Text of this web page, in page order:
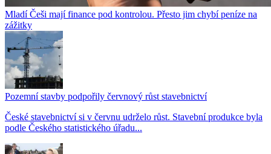
Mladí Češi mají finance pod kontrolou. Přesto jim chybí peníze na
zážitky
Pozemní stavby podpořily červnový růst stavebnictví
České stavebnictví si v červnu udrželo růst. Stavební produkce byla
podle Českého statistického úřadu...